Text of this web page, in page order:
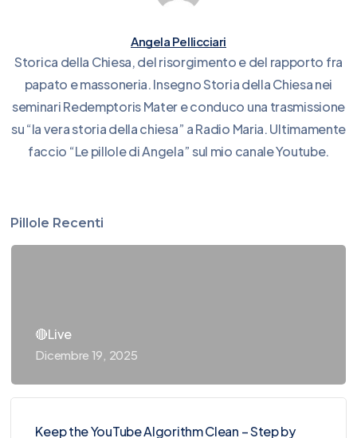
Angela Pellicciari
Storica della Chiesa, del risorgimento e del rapporto fra
papato e massoneria. Insegno Storia della Chiesa nei
seminari Redemptoris Mater e conduco una trasmissione
su “la vera storia della chiesa” a Radio Maria. Ultimamente
faccio “Le pillole di Angela” sul mio canale Youtube.
Pillole Recenti
🔴Live
Dicembre 19, 2025
Keep the YouTube Algorithm Clean – Step by